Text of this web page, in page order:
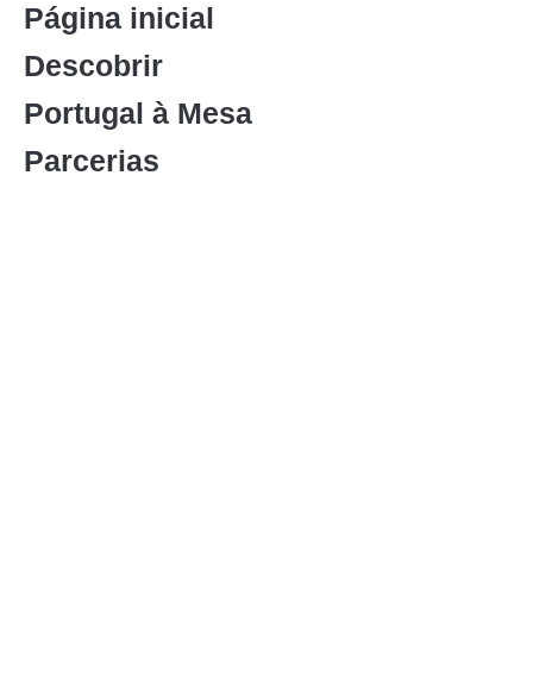
Página inicial
Descobrir
Portugal à Mesa
Parcerias